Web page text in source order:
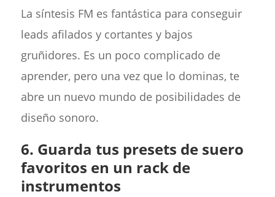
La síntesis FM es fantástica para conseguir
leads afilados y cortantes y bajos
gruñidores. Es un poco complicado de
aprender, pero una vez que lo dominas, te
abre un nuevo mundo de posibilidades de
diseño sonoro.
6. Guarda tus presets de suero
favoritos en un rack de
instrumentos